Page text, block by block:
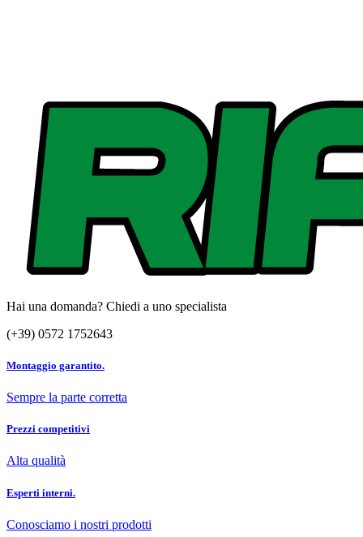
Hai una domanda? Chiedi a uno specialista
(+39) 0572 1752643
Montaggio garantito.
Sempre la parte corretta
Prezzi competitivi
Alta qualità
Esperti interni.
Conosciamo i nostri prodotti